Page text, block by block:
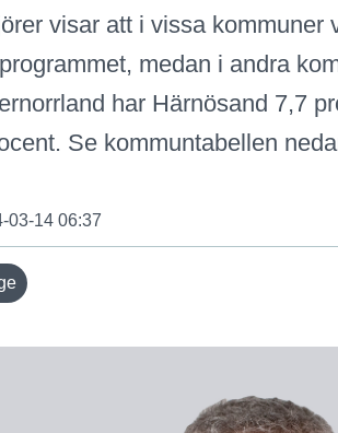
visar att i vissa kommuner
medan i andra
har Härnösand 7,7
Se kommuntabellen
03-14 06:37